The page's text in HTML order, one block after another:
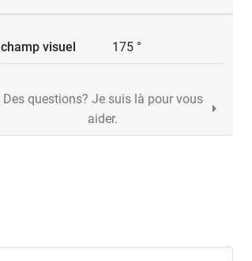
champ visuel 175 °
Des questions? Je suis là pour vous
aider.